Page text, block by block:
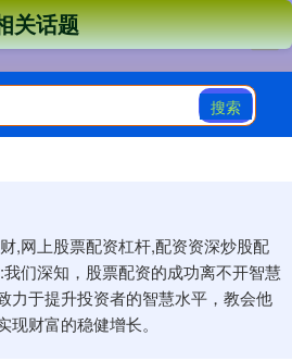
搜索
,网上股票配资杠杆,配资资深炒股配
们深知，股票配资的成功离不开智慧
力于提升投资者的智慧水平，教会他
财富的稳健增长。
关话题